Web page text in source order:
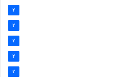
2
2
2
2
2